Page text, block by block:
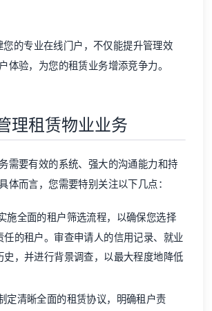
您的专业在线门户，不仅能提升管理效
体验，为您的租赁业务增添竞争力。
理租赁物业业务
需要有效的系统、强大的沟通能力和持
体而言，您需要特别关注以下几点：
施全面的租户筛选流程，以确保您选择
任的租户。审查申请人的信用记录、就业
史，并进行背景调查，以最大程度地降低
定清晰全面的租赁协议，明确租户责